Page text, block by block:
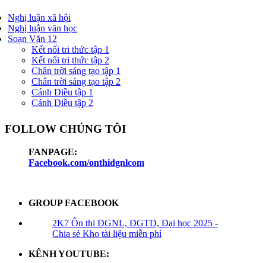
Nghị luận xã hội
Nghị luận văn học
Soạn Văn 12
Kết nối tri thức tập 1
Kết nối tri thức tập 2
Chân trời sáng tạo tập 1
Chân trời sáng tạo tập 2
Cánh Diều tập 1
Cánh Diều tập 2
FOLLOW CHÚNG TÔI
FANPAGE:
Facebook.com/onthidgnlcom
GROUP FACEBOOK
2K7 Ôn thi ĐGNL, ĐGTD, Đại học 2025 -
Chia sẻ Kho tài liệu miễn phí
KÊNH YOUTUBE: